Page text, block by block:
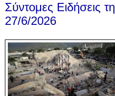
Σύντομες Ειδήσεις
27/6/2026